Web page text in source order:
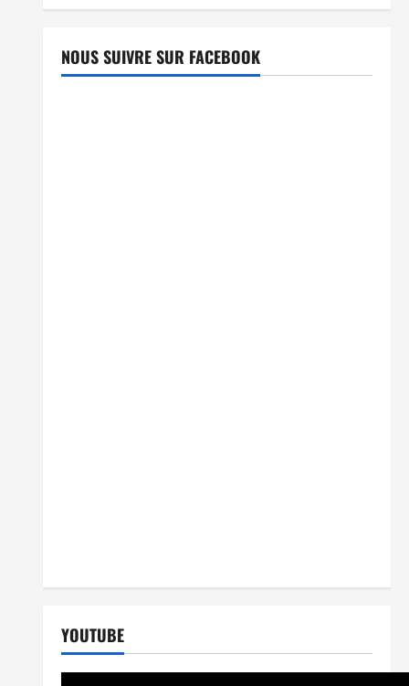
NOUS SUIVRE SUR FACEBOOK
YOUTUBE